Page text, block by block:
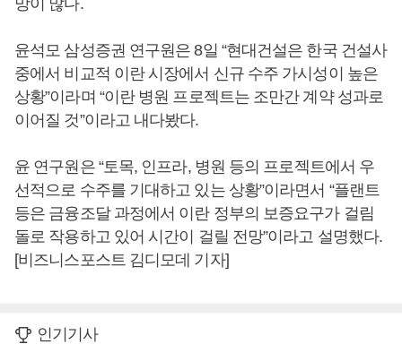
망이 많다.
윤석모 삼성증권 연구원은 8일 “현대건설은 한국 건설사
중에서 비교적 이란 시장에서 신규 수주 가시성이 높은
상황”이라며 “이란 병원 프로젝트는 조만간 계약 성과로
이어질 것”이라고 내다봤다.
윤 연구원은 “토목, 인프라, 병원 등의 프로젝트에서 우
선적으로 수주를 기대하고 있는 상황”이라면서 “플랜트
등은 금융조달 과정에서 이란 정부의 보증요구가 걸림
돌로 작용하고 있어 시간이 걸릴 전망”이라고 설명했다.
[비즈니스포스트 김디모데 기자]
인기기사